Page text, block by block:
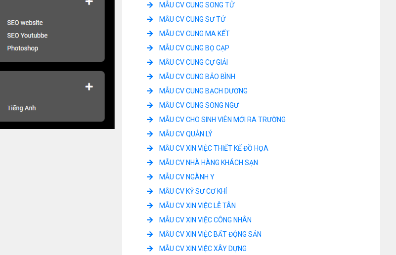
MẪU CV CUNG SONG TỬ
MẪU CV CUNG SƯ TỬ
MẪU CV CUNG MA KẾT
MẪU CV CUNG BỌ CẠP
MẪU CV CUNG CỰ GIẢI
MẪU CV CUNG BẢO BÌNH
MẪU CV CUNG BẠCH DƯƠNG
MẪU CV CUNG SONG NGƯ
MẪU CV CHO SINH VIÊN MỚI RA TRƯỜNG
MẪU CV QUẢN LÝ
MẪU CV XIN VIỆC THIẾT KẾ ĐỒ HỌA
MẪU CV NHÀ HÀNG KHÁCH SẠN
MẪU CV NGÀNH Y
MẪU CV KỸ SƯ CƠ KHÍ
MẪU CV XIN VIỆC LỄ TÂN
MẪU CV XIN VIỆC CÔNG NHÂN
MẪU CV XIN VIỆC BẤT ĐỘNG SẢN
MẪU CV XIN VIỆC XÂY DỰNG